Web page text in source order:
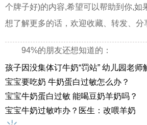
个牌子好)的内容,希望可以帮助到你,如
想了解更多的话，欢迎收藏、转发、分
94%的朋友还想知道的：
孩子因没集体订牛奶“罚站” 幼儿园老师
宝宝要吃奶 牛奶蛋白过敏怎么办？
宝宝牛奶蛋白过敏 能喝豆奶羊奶吗？
宝宝牛奶过敏咋办？医生：改喂羊奶